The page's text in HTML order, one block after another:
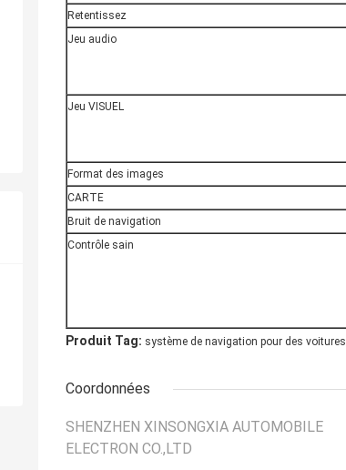
Retentissez
Jeu audio
Jeu VISUEL
Format des images
CARTE
Bruit de navigation
Contrôle sain
Produit Tag: système de navigation pour des voitures
Coordonnées
SHENZHEN XINSONGXIA AUTOMOBILE
ELECTRON CO.,LTD